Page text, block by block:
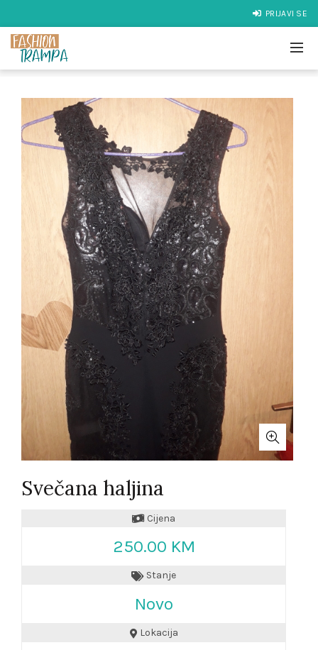
PRIJAVI SE
Svečana haljina
Cijena
250.00 KM
Stanje
Novo
Lokacija